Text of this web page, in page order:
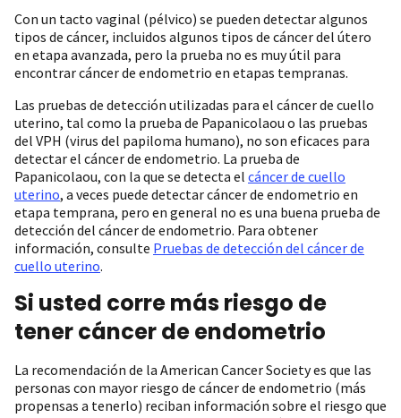
Con un tacto vaginal (pélvico) se pueden detectar algunos
tipos de cáncer, incluidos algunos tipos de cáncer del útero
en etapa avanzada, pero la prueba no es muy útil para
encontrar cáncer de endometrio en etapas tempranas.
Las pruebas de detección utilizadas para el cáncer de cuello
uterino, tal como la prueba de Papanicolaou o las pruebas
del VPH (virus del papiloma humano), no son eficaces para
detectar el cáncer de endometrio. La prueba de
Papanicolaou, con la que se detecta el cáncer de cuello
uterino, a veces puede detectar cáncer de endometrio en
etapa temprana, pero en general no es una buena prueba de
detección del cáncer de endometrio. Para obtener
información, consulte Pruebas de detección del cáncer de
cuello uterino.
Si usted corre más riesgo de
tener cáncer de endometrio
La recomendación de la American Cancer Society es que las
personas con mayor riesgo de cáncer de endometrio (más
propensas a tenerlo) reciban información sobre el riesgo que